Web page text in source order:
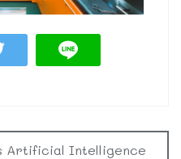
Artificial Intelligence